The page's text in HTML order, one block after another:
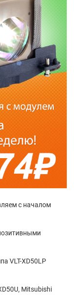
с началом
VLT-XD50LP
Mitsubishi